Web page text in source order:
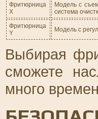
Фритюрница
X
Модель с
система
Фритюрница
Y
Модель с
Выбирая
сможете
много